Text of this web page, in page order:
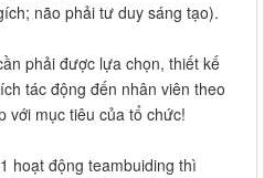
não phải tư duy sáng tạo).
phải được lựa chọn, thiết kế
tác động đến nhân viên theo
với mục tiêu của tổ chức!
hoạt động teambuiding thì